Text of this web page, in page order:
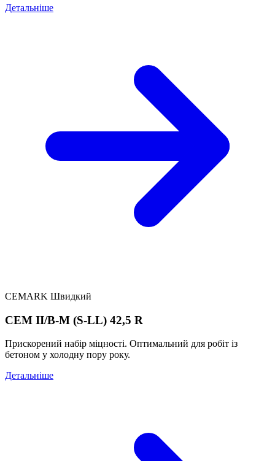
Детальніше
CEMARK Швидкий
CEM II/B-M (S-LL) 42,5 R
Прискорений набір міцності. Оптимальний для робіт із
бетоном у холодну пору року.
Детальніше